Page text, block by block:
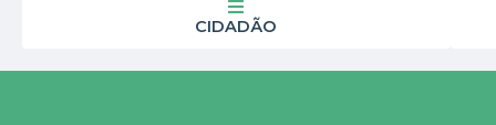
CIDADÃO